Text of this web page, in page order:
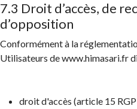
7.3 Droit d’accès, de
d’opposition
Conformément à la
Utilisateurs de www.himasari.fr
droit d'accès (article 15